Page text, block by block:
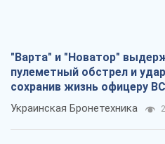
"Варта" и "Новатор"
пулеметный обстрел и
сохранив жизнь офицеру
Украинская Бронетехника